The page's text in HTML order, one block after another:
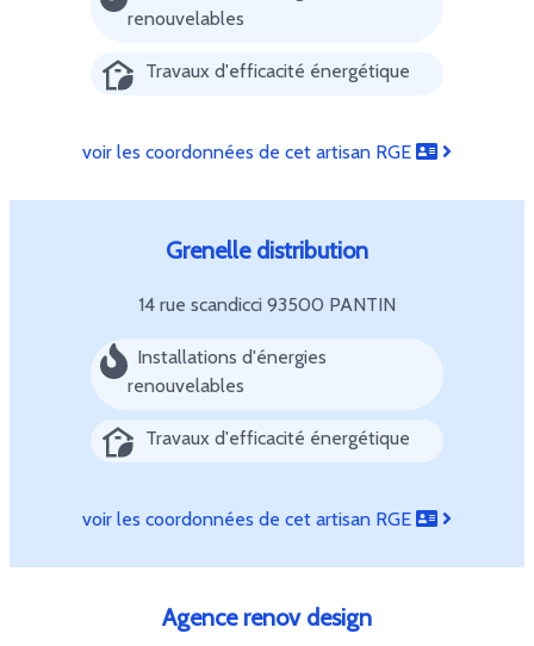
renouvelables
Travaux d'efficacité énergétique
voir les coordonnées de cet artisan RGE
Grenelle distribution
14 rue scandicci 93500 PANTIN
Installations d'énergies
renouvelables
Travaux d'efficacité énergétique
voir les coordonnées de cet artisan RGE
Agence renov design